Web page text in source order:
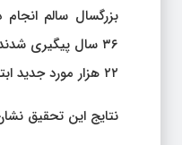
بزرگسال سالم انجام
۳۶ سال پیگیری
۲۲ هزار مورد جدید ابتلا به دیابت نوع دو ثبت شد.
نتایج این تحقیق